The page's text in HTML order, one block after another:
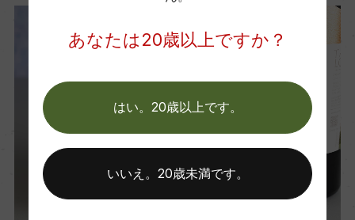
あなたは20歳以上ですか？
はい。20歳以上です。
いいえ。20歳未満です。